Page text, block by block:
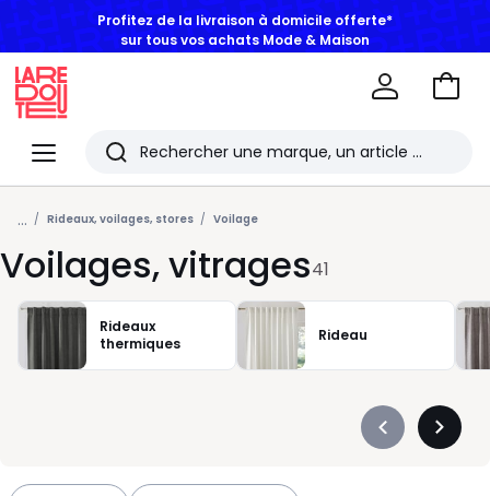
Menu
Redoute
Rechercher
Les
derniers
articles
consultés
Aller
... Rideaux, voilages, stores Voilage
Voilages, vitrages41
Rideaux
thermiques
Rideau
Précédent